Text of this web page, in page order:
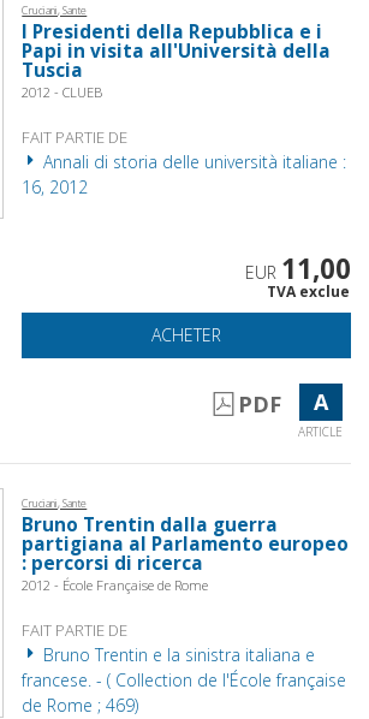
Cruciani, Sante
I Presidenti della Repubblica e i
Papi in visita all'Università della
Tuscia
2012 - CLUEB
FAIT PARTIE DE
Annali di storia delle università italiane :
16, 2012
EUR 11,00
TVA exclue
ACHETER
PDF A
ARTICLE
Cruciani, Sante
Bruno Trentin dalla guerra
partigiana al Parlamento europeo
: percorsi di ricerca
2012 - École Française de Rome
FAIT PARTIE DE
Bruno Trentin e la sinistra italiana e
francese. - ( Collection de l'École française
de Rome ; 469)